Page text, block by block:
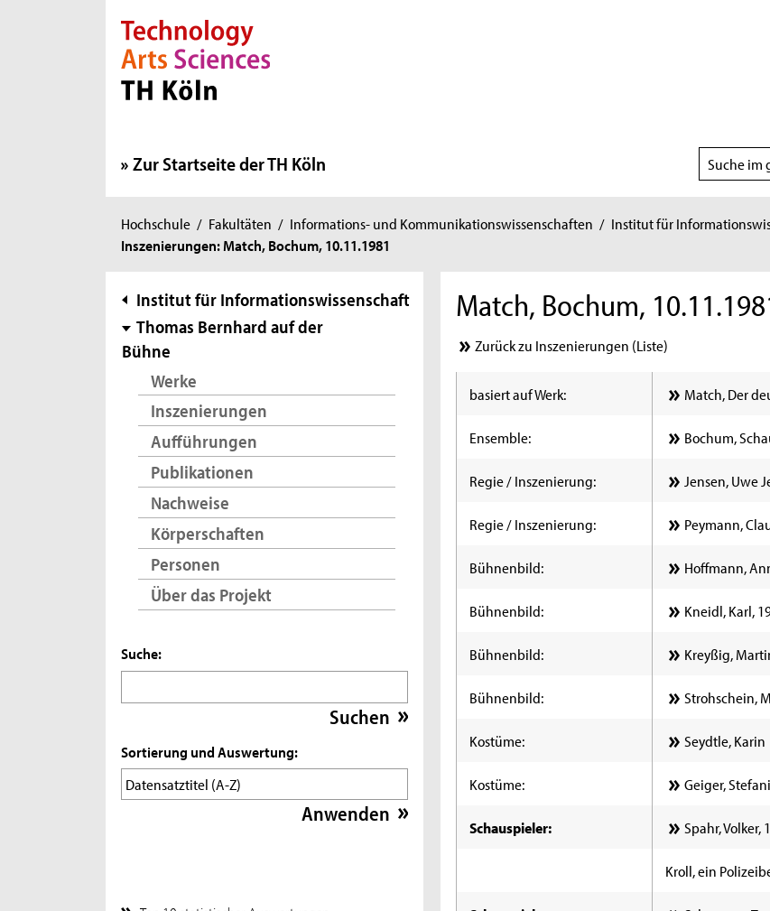
Direkt zur Hauptnavigation
Direkt zur Subnavigation
Direkt zum Inhalt
Direkt zum Fußbereich
Zur Startseite der TH Köln
wählen
Sie
sind
Hochschule / Fakultäten / Informations- und Kommunikationswissenschaften / Institut für
Inszenierungen: Match, Bochum, 10.11.1981
Subnavigation
Institut für Informationswissenschaft
Thomas Bernhard auf der
Bühne
Werke
Inszenierungen
Aufführungen
Publikationen
Nachweise
Körperschaften
Personen
Über das Projekt
Suche:
Sortierung und Auswertung:
Match, Bochum,
Zurück zu Inszenierungen (Liste)
basiert auf Werk: Match, Der
Ensemble: Bochum,
Regie / Inszenierung: Jensen, Uwe
Regie / Inszenierung: Peymann,
Bühnenbild: Hoffmann,
Bühnenbild: Kneidl, Karl,
Bühnenbild: Kreyßig,
Bühnenbild: Strohschein,
Kostüme: Seydtle, Karin
Kostüme: Geiger,
Schauspieler: Spahr, Volker,
Kroll, ein